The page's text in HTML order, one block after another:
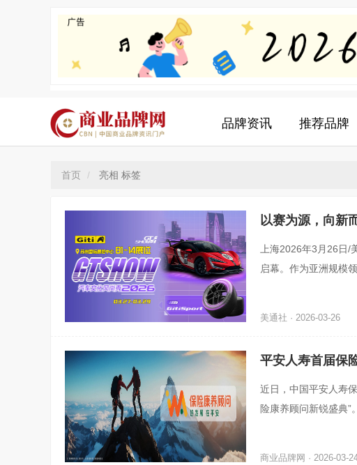
品牌资讯 推荐品牌
首页 亮相 标签
以赛为源，向新
上海2026年3月26日
启幕。作为亚洲规模
美通社 · 2026-03-26
平安人寿首届保
近日，中国平安人寿
险康养顾问新锐盛典
商业品牌网 · 2026-03-